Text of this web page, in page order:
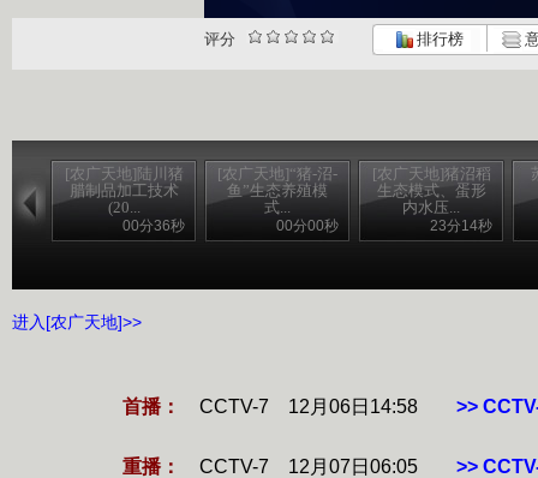
评分 排行榜
[农广天地]陆川猪
腊制品加工技术
(20...
00分36秒
[农广天地]“猪-沼-
鱼”生态养殖模
式...
00分00秒
[农广天地]猪沼稻
生态模式、蛋形
内水压...
23分14秒
进入[农广天地]>>
首播： CCTV-7 12月06日14:58 >>
重播： CCTV-7 12月07日06:05 >>